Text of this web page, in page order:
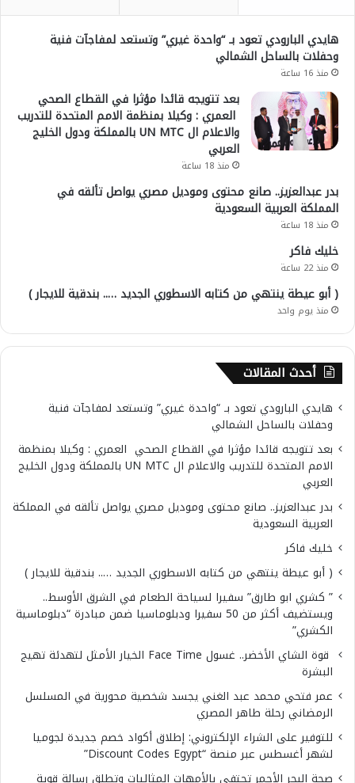
هايدي البارودي تعود بـ “واحدة غيري” وتستعد لمفاجآت فنية
وحفلات بالساحل الشمالي
منذ 16 ساعة
بعد تتويجه قائدا مؤثرا في القطاع الصحي
العمري : وكيلا بمنظمة الامم المتحدة للتدريب
والاعلام ال UN MTC بالمملكة ودول الخليج
العربي
منذ 18 ساعة
بدر عبدالعزيز.. صانع محتوى وموديل مصري يواصل تألقه في
المملكة العربية السعودية
منذ 18 ساعة
خليك فاكر
منذ 22 ساعة
( أبو عيطة ينتهي من كتابه الاسطوري الجديد ….. بندقية للايجار )
منذ يوم واحد
أحدث المقالات
هايدي البارودي تعود بـ “واحدة غيري” وتستعد لمفاجآت فنية
وحفلات بالساحل الشمالي
بعد تتويجه قائدا مؤثرا في القطاع الصحي العمري : وكيلا بمنظمة
الامم المتحدة للتدريب والاعلام ال UN MTC بالمملكة ودول الخليج
العربي
بدر عبدالعزيز.. صانع محتوى وموديل مصري يواصل تألقه في المملكة
العربية السعودية
خليك فاكر
( أبو عيطة ينتهي من كتابه الاسطوري الجديد ….. بندقية للايجار )
” كشري ابو طارق” سفيرا لسياحة الطعام في الشرق الأوسط..
ويستضيف أكثر من 50 سفيرا ودبلوماسيا ضمن مبادرة “دبلوماسية
الكشري”
قوة الشاي الأخضر.. غسول Face Time الخيار الأمثل لتهدئة تهيج
البشرة
عمر فتحي محمد عبد الغني يجسد شخصية محورية في المسلسل
الرمضاني رحلة طاهر المصري
للتوفير على الشراء الإلكتروني: إطلاق أكواد خصم جديدة لجوميا
لشهر أغسطس عبر منصة “Discount Codes Egypt”
صحة البحر الأحمر تحتفى بالأمهات المثاليات وتطلق رسالة قوية